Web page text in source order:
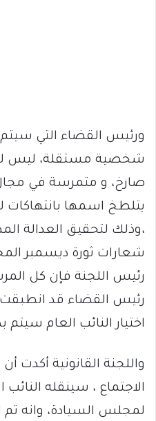
ورئيس القضاء التي سيتم
شخصية مستقلة، ليس
صارخ، و متمرسة في
يتلطخ اسمها
،وذلك لتحقيق العدالة
شعارات ثورة ديسمبر
رئيس اللجنة فإن كل
رئيس القضاء قد
اختيار النائب العام سيتم
واللجنة القانونية أكدت
الاجتماع ، سينقله النائب
لمجلس السيادة، وانه تم